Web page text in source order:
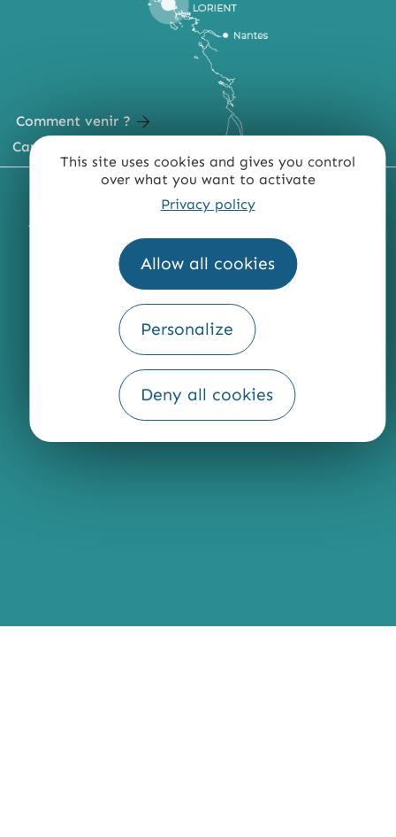
This site uses cookies and gives you control
over what you want to activate
Privacy policy
Allow all cookies
Personalize
Deny all cookies
Comment venir ?
Carte du territoire
MENTIONS LÉGALES
ACCESSIBILITÉ : NON CONFORME
QUI SOMMES-NOUS ?
Fourni par
Traduction